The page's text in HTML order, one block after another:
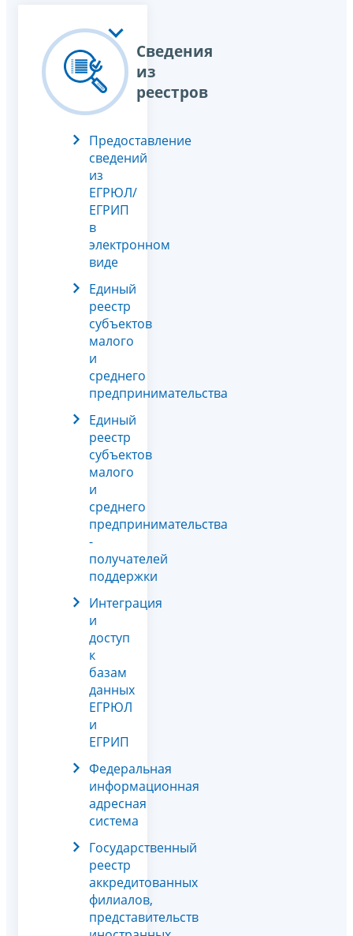
Сведения
из
реестров
Предоставление
сведений
из
ЕГРЮЛ/
ЕГРИП
в
электронном
виде
Единый
реестр
субъектов
малого
и
среднего
предпринимательства
Единый
реестр
субъектов
малого
и
среднего
предпринимательства
-
получателей
поддержки
Интеграция
и
доступ
к
базам
данных
ЕГРЮЛ
и
ЕГРИП
Федеральная
информационная
адресная
система
Государственный
реестр
аккредитованных
филиалов,
представительств